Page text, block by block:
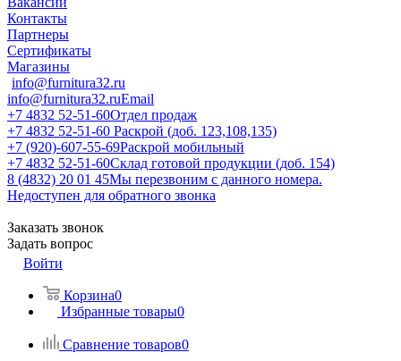
Контакты
Партнеры
Сертификаты
Магазины
info@furnitura32.ru
info@furnitura32.ruEmail
+7 4832 52-51-60Отдел продаж
+7 4832 52-51-60 Раскрой (доб. 123,108,135)
+7 (920)-607-55-69Раскрой мобильный
+7 4832 52-51-60Склад готовой продукции (доб. 154)
8 (4832) 20 01 45Мы перезвоним с данного номера.
Недоступен для обратного звонка
Заказать звонок
Задать вопрос
Войти
Корзина0
Избранные товары0
Сравнение товаров0